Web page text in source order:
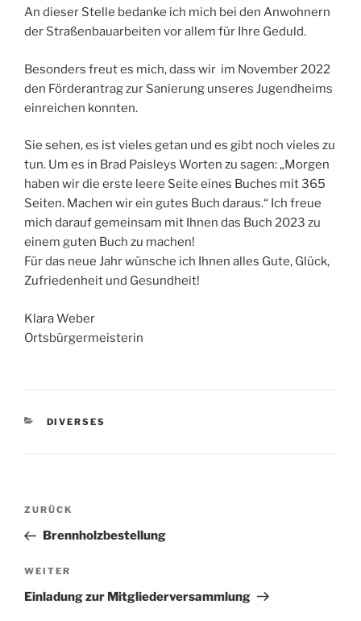
An dieser Stelle bedanke ich mich bei den Anwohnern
der Straßenbauarbeiten vor allem für Ihre Geduld.
Besonders freut es mich, dass wir im November 2022
den Förderantrag zur Sanierung unseres Jugendheims
einreichen konnten.
Sie sehen, es ist vieles getan und es gibt noch vieles zu
tun. Um es in Brad Paisleys Worten zu sagen: „Morgen
haben wir die erste leere Seite eines Buches mit 365
Seiten. Machen wir ein gutes Buch daraus.“ Ich freue
mich darauf gemeinsam mit Ihnen das Buch 2023 zu
einem guten Buch zu machen!
Für das neue Jahr wünsche ich Ihnen alles Gute, Glück,
Zufriedenheit und Gesundheit!
Klara Weber
Ortsbürgermeisterin
KATEGORIEN
DIVERSES
Beitragsnavigation
Vorheriger
Beitrag
ZURÜCK
Brennholzbestellung
Nächster
Beitrag
WEITER
Einladung zur Mitgliederversammlung